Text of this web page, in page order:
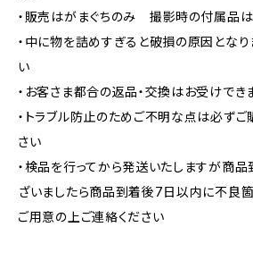
・販売はがまぐちのみ 撮影時の付属品
・中に物を詰めすぎると破損の原因とな
い
・お客さま都合の返品・交換はお受けでき
・トラブル防止のためご不明な点は必ず
さい
・検品を行ってから発送いたしますが商
ざいましたら商品到着後7日以内に不良
ご用意の上ご連絡ください